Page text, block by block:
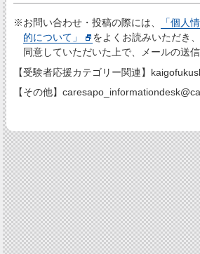
※お問い合わせ・投稿の際には、
「個人
的について」
をよくお読みいただき
同意していただいた上で、メールの送
【受験者応援カテゴリー関連】
【その他】